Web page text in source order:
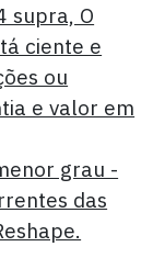
supra, O
ciente e
ou
e valor em
grau -
das